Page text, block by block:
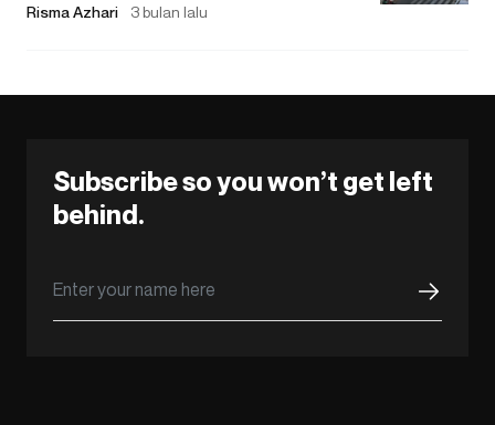
Risma Azhari 3 bulan lalu
Subscribe so you won’t get left
behind.